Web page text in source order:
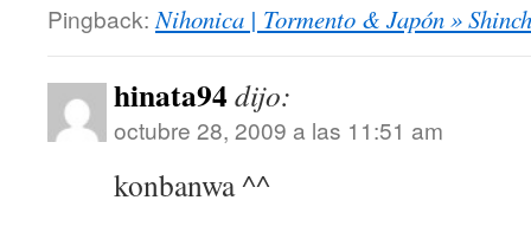
Pingback: Nihonica | Tormento & Japón »
hinata94dijo:
octubre 28, 2009 a las 11:51 am
konbanwa ^^